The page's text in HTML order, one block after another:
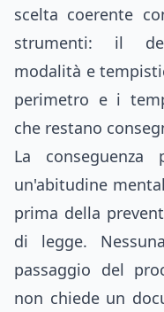
scelta coerente
strumenti: il
modalità e
perimetro e i
che restano
La
un'abitudine
prima della
di legge.
passaggio del
non chiede un